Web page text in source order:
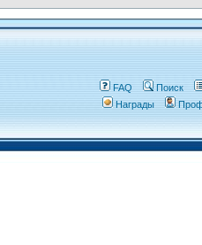
FAQ Поиск
Награды